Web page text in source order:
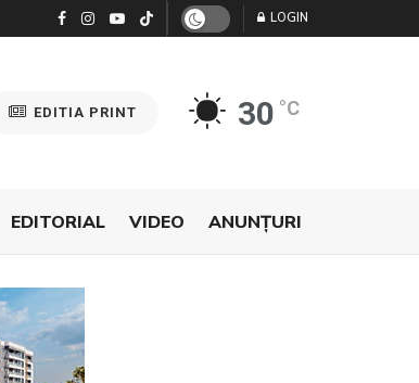
LOGIN
EDITIA PRINT 30 °C
EDITORIAL VIDEO ANUNŢURI